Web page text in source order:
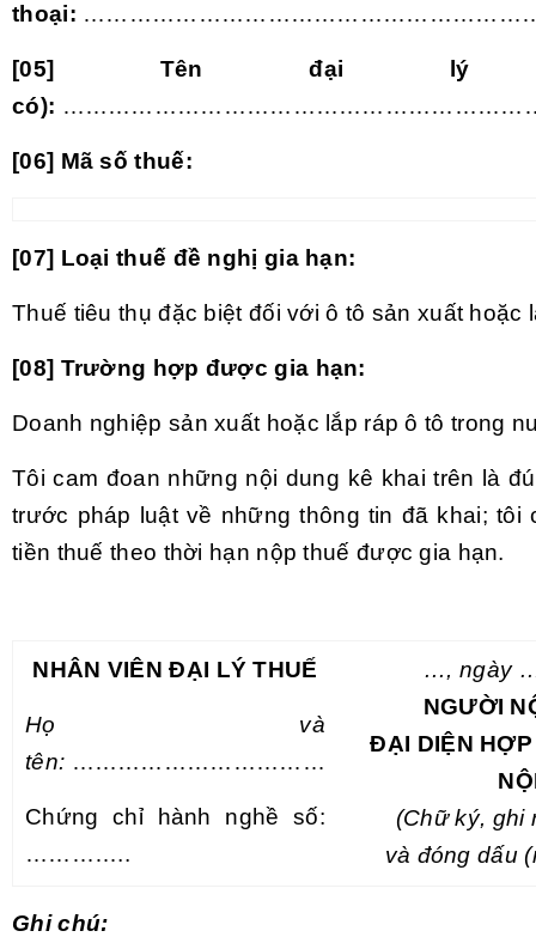
thoại:
[05] Tên đại lý
có):
[06] Mã số thuế:
[07] Loại thuế đề nghị gia hạn:
Thuế tiêu thụ đặc biệt đối với ô tô sản xuất hoặc
[08] Trường hợp được gia hạn:
Doanh nghiệp sản xuất hoặc lắp ráp ô tô trong
Tôi cam đoan những nội dung kê khai trên là
trước pháp luật về những thông tin đã khai; tôi
tiền thuế theo thời hạn nộp thuế được gia hạn.
NHÂN VIÊN ĐẠI LÝ THUẾ
Họ và
tên: ……………………………
Chứng chỉ hành nghề số:
…………..
…, ngày
NGƯỜI
ĐẠI DIỆN
(Chữ ký, ghi
và đóng dấu
Ghi chú: